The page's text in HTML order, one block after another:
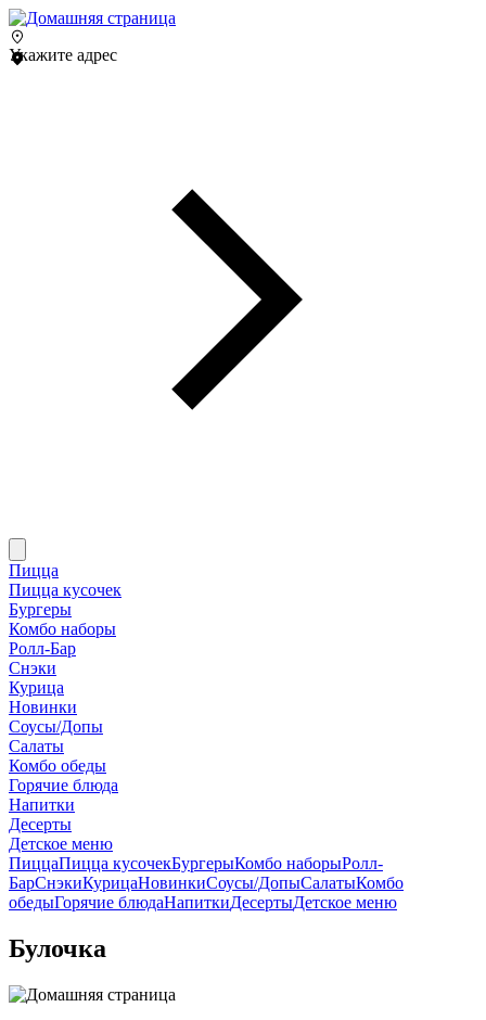
Укажите адрес
Пицца
Пицца кусочек
Бургеры
Комбо наборы
Ролл-Бар
Снэки
Курица
Новинки
Соусы/Допы
Салаты
Комбо обеды
Горячие блюда
Напитки
Десерты
Детское меню
ПиццаПицца кусочекБургерыКомбо наборыРолл-
БарСнэкиКурицаНовинкиСоусы/ДопыСалатыКомбо
обедыГорячие блюдаНапиткиДесертыДетское меню
Булочка